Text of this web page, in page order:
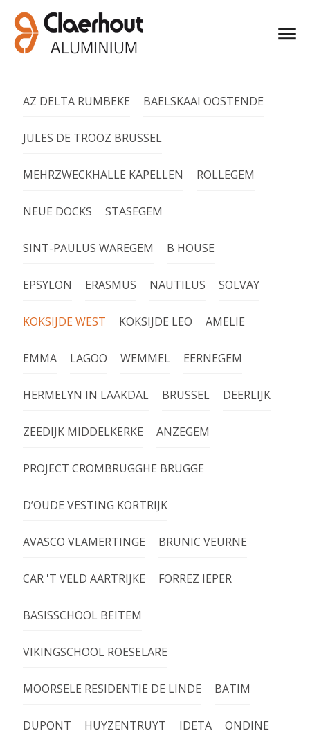
AZ DELTA RUMBEKE BAELSKAAI OOSTENDE
JULES DE TROOZ BRUSSEL
MEHRZWECKHALLE KAPELLEN ROLLEGEM
NEUE DOCKS STASEGEM
SINT-PAULUS WAREGEM B HOUSE
EPSYLON ERASMUS NAUTILUS SOLVAY
KOKSIJDE WEST KOKSIJDE LEO AMELIE
EMMA LAGOO WEMMEL EERNEGEM
HERMELYN IN LAAKDAL BRUSSEL DEERLIJK
ZEEDIJK MIDDELKERKE ANZEGEM
PROJECT CROMBRUGGHE BRUGGE
D’OUDE VESTING KORTRIJK
AVASCO VLAMERTINGE BRUNIC VEURNE
CAR 'T VELD AARTRIJKE FORREZ IEPER
BASISSCHOOL BEITEM
VIKINGSCHOOL ROESELARE
MOORSELE RESIDENTIE DE LINDE BATIM
DUPONT HUYZENTRUYT IDETA ONDINE